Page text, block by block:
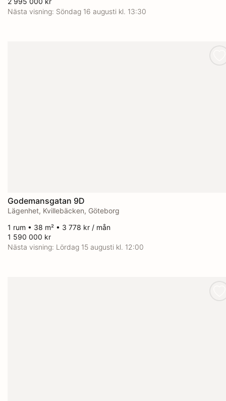
Nästa visning: Söndag 16 augusti kl. 13:30
Godemansgatan 9D
Lägenhet, Kvillebäcken, Göteborg
1 rum • 38 m² • 3 778 kr / mån
1 590 000 kr
Nästa visning: Lördag 15 augusti kl. 12:00